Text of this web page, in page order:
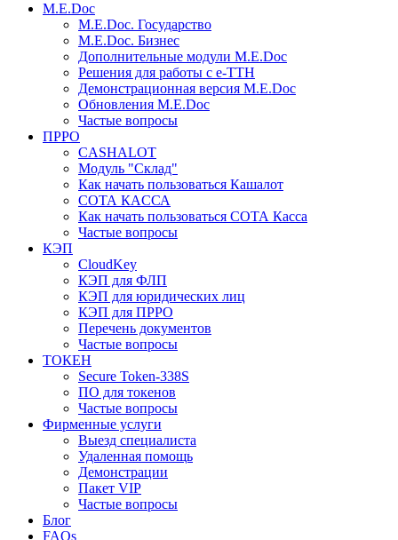
M.E.Doc
M.E.Doc. Государство
M.E.Doc. Бизнес
Дополнительные модули M.E.Doc
Решения для работы с е-ТТН
Демонстрационная версия M.E.Doc
Обновления M.E.Doc
Частые вопросы
ПРРО
CASHALOT
Модуль "Склад"
Как начать пользоваться Кашалот
СОТА КАCСА
Как начать пользоваться СОТА Касса
Частые вопросы
КЭП
CloudKey
КЭП для ФЛП
КЭП для юридических лиц
КЭП для ПРРО
Перечень документов
Частые вопросы
ТОКЕН
Secure Token-338S
ПО для токенов
Частые вопросы
Фирменные услуги
Выезд специалиста
Удаленная помощь
Демонстрации
Пакет VIP
Частые вопросы
Блог
FAQs